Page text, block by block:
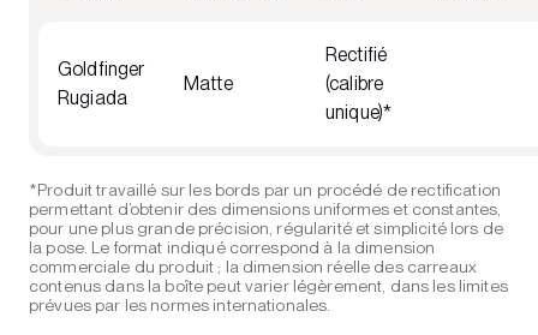
Goldfinger
Rugiada
Matte
Rectifié
(calibre
unique)*
*Produit travaillé sur les bords par un procédé de rectification
permettant d’obtenir des dimensions uniformes et constantes,
pour une plus grande précision, régularité et simplicité lors de
la pose. Le format indiqué correspond à la dimension
commerciale du produit ; la dimension réelle des carreaux
contenus dans la boîte peut varier légèrement, dans les limites
prévues par les normes internationales.